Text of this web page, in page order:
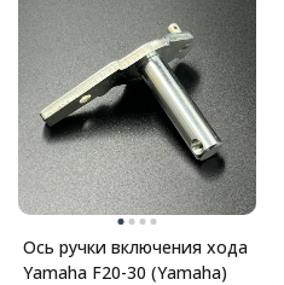
Ось ручки включения хода
Yamaha F20-30 (Yamaha)